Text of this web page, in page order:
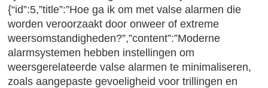
{“id”:5,”title”:”Hoe ga ik om met valse alarmen die
worden veroorzaakt door onweer of extreme
weersomstandigheden?”,”content”:”Moderne
alarmsystemen hebben instellingen om
weersgerelateerde valse alarmen te minimaliseren,
zoals aangepaste gevoeligheid voor trillingen en